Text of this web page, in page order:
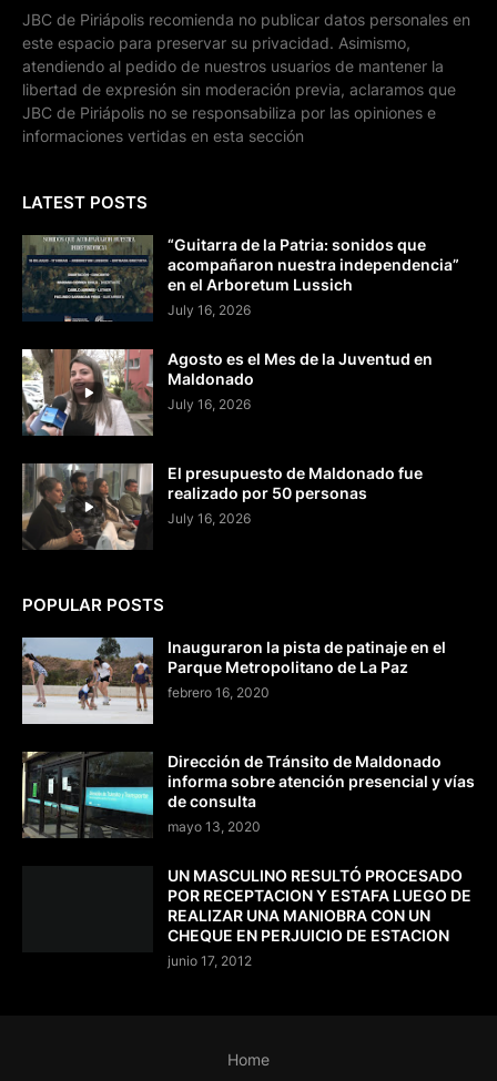
JBC de Piriápolis recomienda no publicar datos personales en
este espacio para preservar su privacidad. Asimismo,
atendiendo al pedido de nuestros usuarios de mantener la
libertad de expresión sin moderación previa, aclaramos que
JBC de Piriápolis no se responsabiliza por las opiniones e
informaciones vertidas en esta sección
LATEST POSTS
“Guitarra de la Patria: sonidos que
acompañaron nuestra independencia”
en el Arboretum Lussich
July 16, 2026
Agosto es el Mes de la Juventud en
Maldonado
July 16, 2026
El presupuesto de Maldonado fue
realizado por 50 personas
July 16, 2026
POPULAR POSTS
Inauguraron la pista de patinaje en el
Parque Metropolitano de La Paz
febrero 16, 2020
Dirección de Tránsito de Maldonado
informa sobre atención presencial y vías
de consulta
mayo 13, 2020
UN MASCULINO RESULTÓ PROCESADO
POR RECEPTACION Y ESTAFA LUEGO DE
REALIZAR UNA MANIOBRA CON UN
CHEQUE EN PERJUICIO DE ESTACION
junio 17, 2012
Home